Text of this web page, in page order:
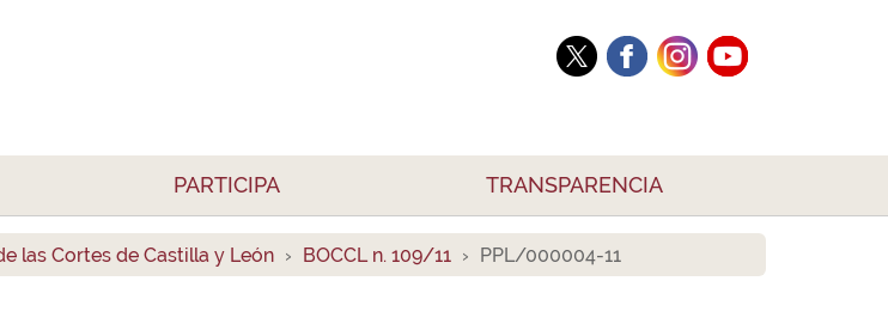
PARTICIPA TRANSPARENCIA
las Cortes de Castilla y León BOCCL n. 109/11 PPL/000004-11